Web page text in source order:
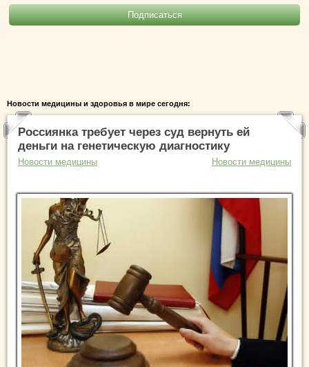
Новости медицины и здоровья в мире сегодня:
Россиянка требует через суд вернуть ей
деньги на генетическую диагностику
Новости медицины Новости медицины